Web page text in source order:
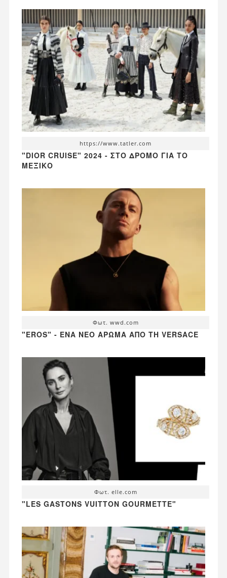
https://www.tatler.com
"DIOR CRUISE" 2024 - ΣΤΟ ΔΡΌΜΟ ΓΙΑ ΤΟ
ΜΕΞΙΚΌ
Φωτ. wwd.com
"EROS" - ΈΝΑ ΝΈΟ ΆΡΩΜΑ ΑΠΌ ΤΗ VERSACE
Φωτ. elle.com
"LES GASTONS VUITTON GOURMETTE"